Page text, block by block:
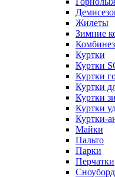
Жилеты
Зимние
Куртки
Куртки
Куртки
Куртки
Куртки
Куртки
Куртки-
Майки
Пальто
Парки
Перчатки